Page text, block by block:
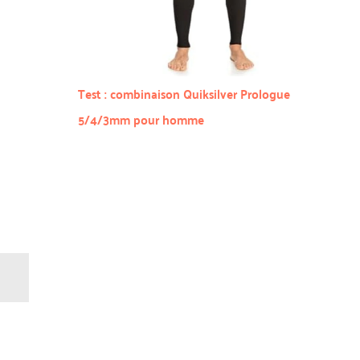
Test : combinaison Quiksilver Prologue
5/4/3mm pour homme